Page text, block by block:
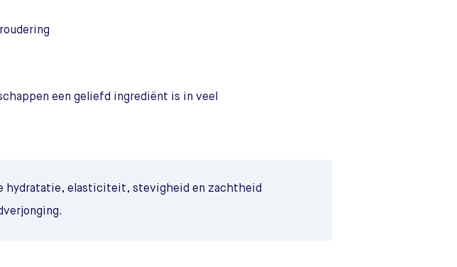
een geliefd ingrediënt is in veel
hydratatie, elasticiteit, stevigheid en zachtheid